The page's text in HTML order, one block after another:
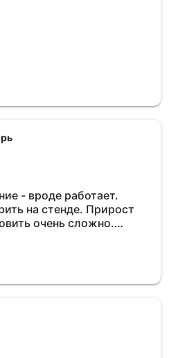
- вроде работает.
на стенде. Прирост
очень сложно.
и посмотрю, что